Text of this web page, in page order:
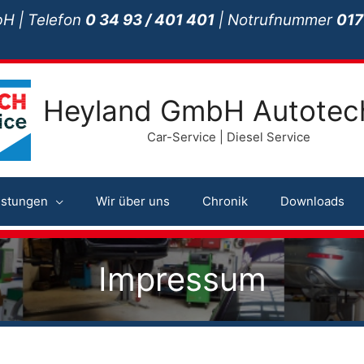
| Telefon 0 34 93 / 401 401| Notrufnummer
Heyland GmbH
Car-Service | Diesel Service
Wir über uns Chronik Downloads
Impressum